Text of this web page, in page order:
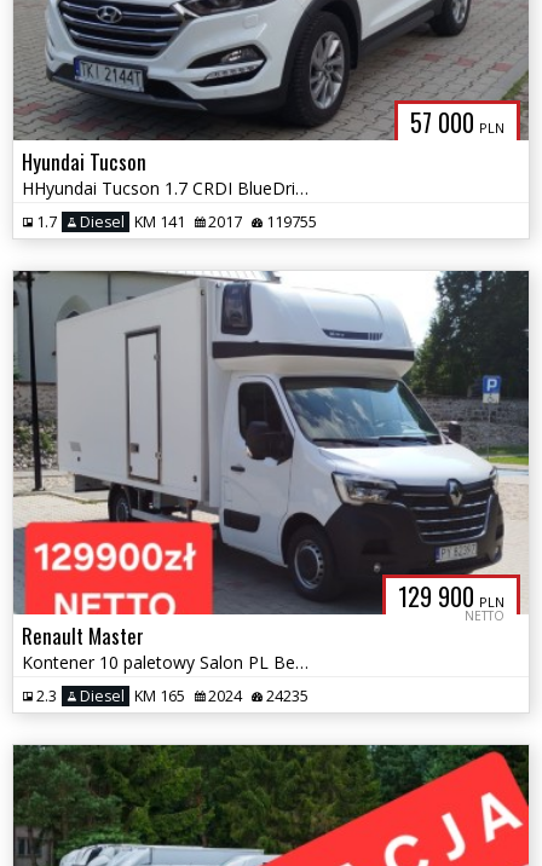
57 000 PLN
Hyundai Tucson
HHyundai Tucson 1.7 CRDI BlueDrive GO Plus 2WD DCT
1.7 Diesel KM 141 2017 119755
129 900 PLN
NETTO
Renault Master
Kontener 10 paletowy Salon PL Bezwypadkowy Kurnik Gwarancja Jak NOWY
2.3 Diesel KM 165 2024 24235